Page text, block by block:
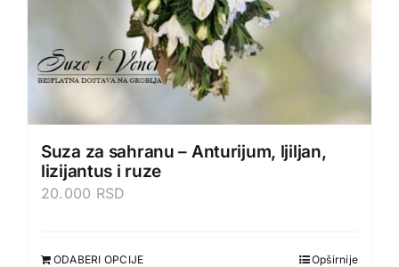
Suza za sahranu – Anturijum, ljiljan,
lizijantus i ruze
20.000 RSD
ODABERI OPCIJE Opširnije